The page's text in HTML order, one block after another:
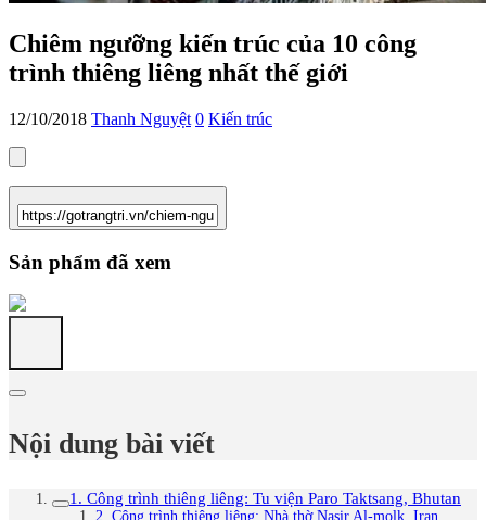
Chiêm ngưỡng kiến trúc của 10 công
trình thiêng liêng nhất thế giới
12/10/2018 Thanh Nguyệt 0 Kiến trúc
Sản phẩm đã xem
Nội dung bài viết
1. Công trình thiêng liêng: Tu viện Paro Taktsang, Bhutan
2. Công trình thiêng liêng: Nhà thờ Nasir Al-molk, Iran